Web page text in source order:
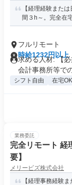
【経理経験また
間３h～。完全在
フルリモート
時給1232円以上
求める人材: 【
会計事務所等で
シフト自由 在宅OK
業務委託
完全リモート 経
要】
メリービズ株式会社
【経理事務経験